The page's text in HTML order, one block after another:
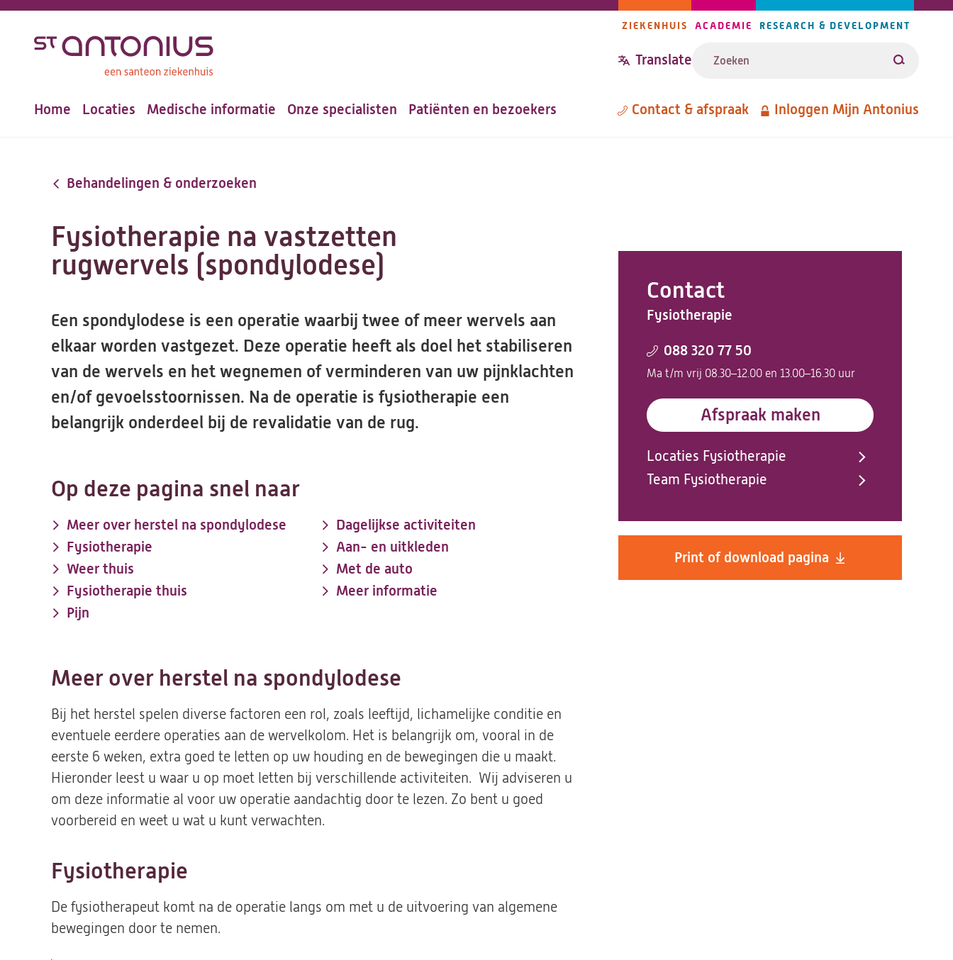
inhoud
navigatie
ZIEKENHUIS ACADEMIE RESEARCH & DEVELOPMENT
Translate Zoeken
Hoofdnavigatie
Home Locaties Medische informatie Onze specialisten Patiënten en bezoekers Metanavigatie
Contact & afspraak Inloggen Mijn Antonius
Behandelingen & onderzoeken
Fysiotherapie na vastzetten
rugwervels (spondylodese)
Contact
Fysiotherapie
088 320 77 50
Ma t/m vrij 08.30–12.00 en 13.00–16.30 uur
Afspraak maken
Locaties Fysiotherapie
Team Fysiotherapie
Print of download pagina
Een spondylodese is een operatie waarbij twee of meer wervels aan
elkaar worden vastgezet. Deze operatie heeft als doel het stabiliseren
van de wervels en het wegnemen of verminderen van uw pijnklachten
en/of gevoelsstoornissen. Na de operatie is fysiotherapie een
belangrijk onderdeel bij de revalidatie van de rug.
Op deze pagina snel naar
Meer over herstel na spondylodese
Fysiotherapie
Weer thuis
Fysiotherapie thuis
Pijn
Dagelijkse activiteiten
Aan- en uitkleden
Met de auto
Meer informatie
Meer over herstel na spondylodese
Bij het herstel spelen diverse factoren een rol, zoals leeftijd, lichamelijke conditie en
eventuele eerdere operaties aan de wervelkolom. Het is belangrijk om, vooral in de
eerste 6 weken, extra goed te letten op uw houding en de bewegingen die u maakt.
Hieronder leest u waar u op moet letten bij verschillende activiteiten. Wij adviseren u
om deze informatie al voor uw operatie aandachtig door te lezen. Zo bent u goed
voorbereid en weet u wat u kunt verwachten.
Fysiotherapie
De fysiotherapeut komt na de operatie langs om met u de uitvoering van algemene
bewegingen door te nemen.